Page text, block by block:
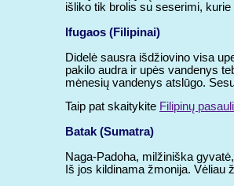
išliko tik brolis su seserimi,
Ifugaos (Filipinai)
Didelė sausra išdžiovino visa
pakilo audra ir upės vandenys
mėnesių vandenys atslūgo.
Taip pat skaitykite Filipinų
Batak (Sumatra)
Naga-Padoha, milžiniška
Iš jos kildinama žmonija. Vėliau